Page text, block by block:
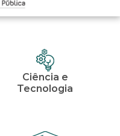
Ciência e
Tecnologia